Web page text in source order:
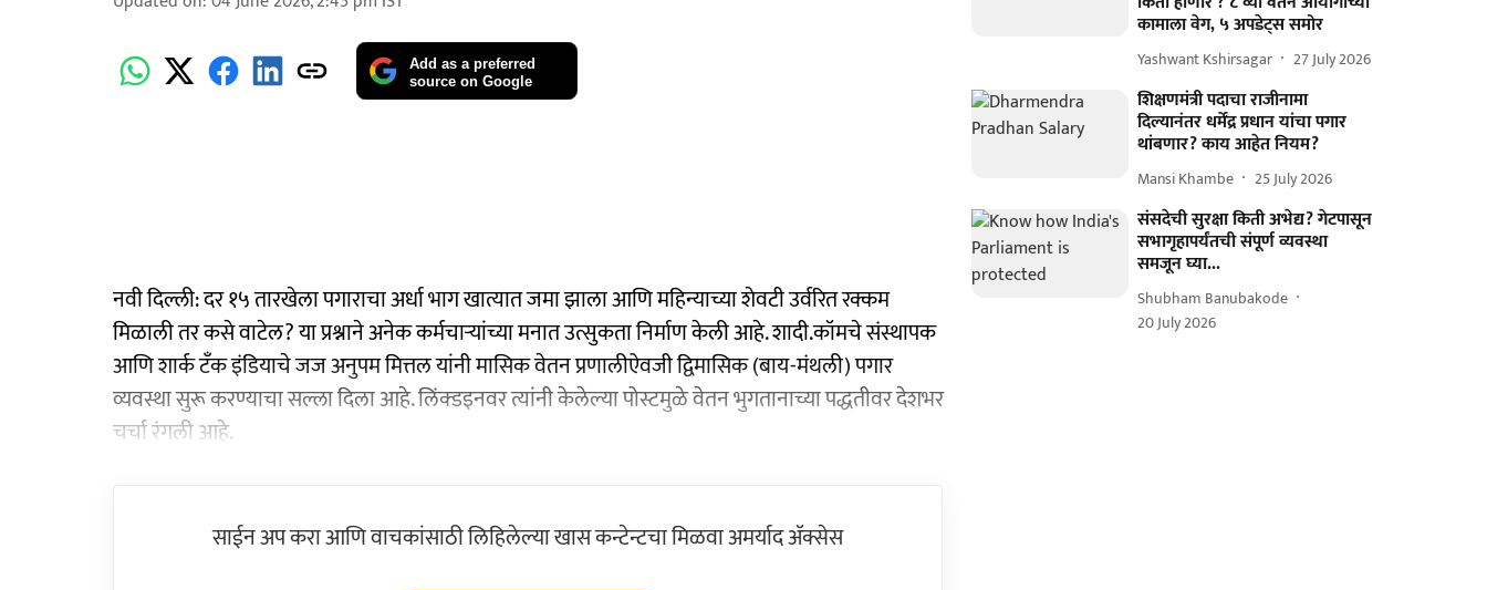
Add as a preferred
source on Google
नवी दिल्ली: दर १५ तारखेला पगाराचा अर्धा भाग खात्यात जमा झाला आणि महिन्याच्या शेवटी उर्वरित रक्कम
मिळाली तर कसे वाटेल? या प्रश्नाने अनेक कर्मचाऱ्यांच्या मनात उत्सुकता निर्माण केली आहे. शादी.कॉमचे संस्थापक
आणि शार्क टँक इंडियाचे जज अनुपम मित्तल यांनी मासिक वेतन प्रणालीऐवजी द्विमासिक (बाय-मंथली) पगार
व्यवस्था सुरू करण्याचा सल्ला दिला आहे. लिंक्डइनवर त्यांनी केलेल्या पोस्टमुळे वेतन भुगतानाच्या पद्धतीवर देशभर
चर्चा रंगली आहे.
साईन अप करा आणि वाचकांसाठी लिहिलेल्या खास कन्टेन्टचा मिळवा अमर्याद ॲक्सेस
कामाला वेग, ५ अपडेट्स समोर
Yashwant Kshirsagar 27 July 2026
शिक्षणमंत्री पदाचा राजीनामा
दिल्यानंतर धर्मेंद्र प्रधान यांचा पगार
थांबणार? काय आहेत नियम?
Mansi Khambe 25 July 2026
संसदेची सुरक्षा किती अभेद्य? गेटपासून
सभागृहापर्यंतची संपूर्ण व्यवस्था
समजून घ्या...
Shubham Banubakode
20 July 2026